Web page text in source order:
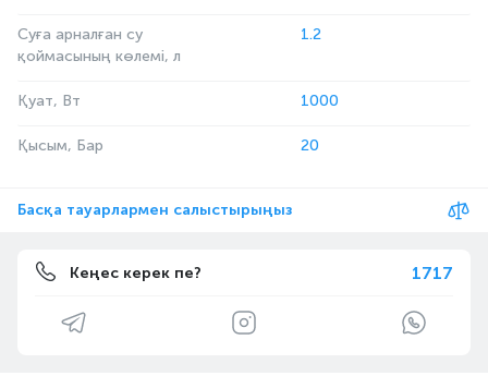
Суға арналған су
қоймасының көлемі, л
1.2
Қуат, Вт 1000
Қысым, Бар 20
Басқа тауарлармен салыстырыңыз
Кеңес керек пе? 1717